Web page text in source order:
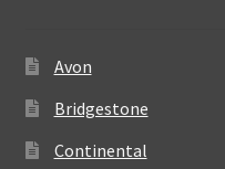
Avon
Bridgestone
Continental